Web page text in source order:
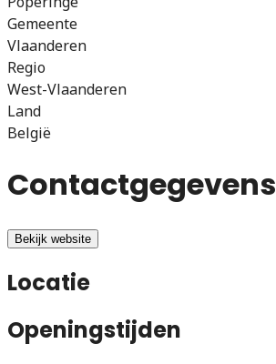
Gemeente
Vlaanderen
Regio
West-Vlaanderen
Land
België
Contactgegevens
Bekijk website
Locatie
Openingstijden